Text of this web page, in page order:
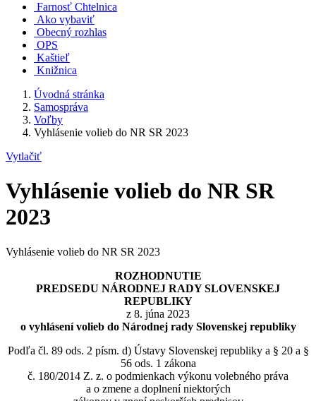
Farnosť Chtelnica
Ako vybaviť
Obecný rozhlas
OPS
Kaštieľ
Knižnica
Úvodná stránka
Samospráva
Voľby
Vyhlásenie volieb do NR SR 2023
Vytlačiť
Vyhlásenie volieb do NR SR
2023
Vyhlásenie volieb do NR SR 2023
ROZHODNUTIE
PREDSEDU NÁRODNEJ RADY SLOVENSKEJ
REPUBLIKY
z 8. júna 2023
o vyhlásení volieb do Národnej rady Slovenskej republiky
Podľa čl. 89 ods. 2 písm. d) Ústavy Slovenskej republiky a § 20 a §
56 ods. 1 zákona
č. 180/2014 Z. z. o podmienkach výkonu volebného práva
a o zmene a doplnení niektorých